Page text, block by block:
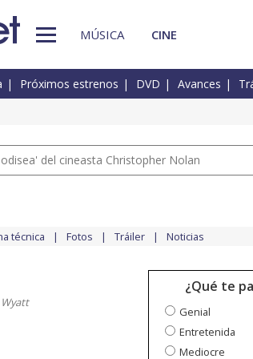
MÚSICA CINE
Próximos estrenos DVD Avances
del cineasta Christopher Nolan
técnica Fotos Tráiler Noticias
¿Qué te
Genial
Entretenida
Mediocre